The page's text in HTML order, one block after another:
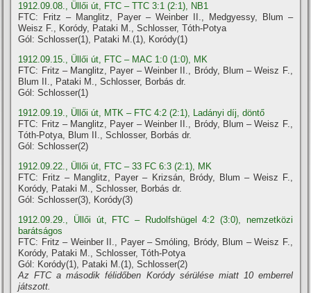
1912.09.08., Üllői út, FTC – TTC 3:1 (2:1), NB1
FTC: Fritz – Manglitz, Payer – Weinber II., Medgyessy, Blum –
Weisz F., Koródy, Pataki M., Schlosser, Tóth-Potya
Gól: Schlosser(1), Pataki M.(1), Koródy(1)
1912.09.15., Üllői út, FTC – MAC 1:0 (1:0), MK
FTC: Fritz – Manglitz, Payer – Weinber II., Bródy, Blum – Weisz F.,
Blum II., Pataki M., Schlosser, Borbás dr.
Gól: Schlosser(1)
1912.09.19., Üllői út, MTK – FTC 4:2 (2:1), Ladányi dí­j, döntő
FTC: Fritz – Manglitz, Payer – Weinber II., Bródy, Blum – Weisz F.,
Tóth-Potya, Blum II., Schlosser, Borbás dr.
Gól: Schlosser(2)
1912.09.22., Üllői út, FTC – 33 FC 6:3 (2:1), MK
FTC: Fritz – Manglitz, Payer – Krizsán, Bródy, Blum – Weisz F.,
Koródy, Pataki M., Schlosser, Borbás dr.
Gól: Schlosser(3), Koródy(3)
1912.09.29., Üllői út, FTC – Rudolfshügel 4:2 (3:0), nemzetközi
barátságos
FTC: Fritz – Weinber II., Payer – Smóling, Bródy, Blum – Weisz F.,
Koródy, Pataki M., Schlosser, Tóth-Potya
Gól: Koródy(1), Pataki M.(1), Schlosser(2)
Az FTC a második félidőben Koródy sérülése miatt 10 emberrel
játszott.